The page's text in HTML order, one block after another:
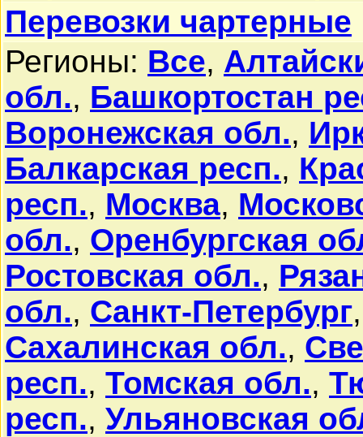
Перевозки чартерные
Регионы: Все,
обл., Башкортостан
Воронежская обл.,
Балкарская респ.,
респ., Москва,
обл., Оренбургская
Ростовская обл.,
обл., Санкт-Петербург
Сахалинская обл.,
респ., Томская обл.,
респ., Ульяновская